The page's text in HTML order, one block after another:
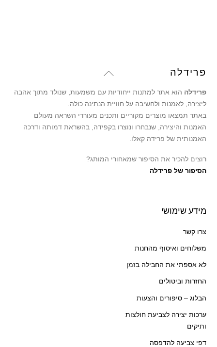
Back
Top
פרידלה
פרידלה הוא אתר למתנות ייחודיות עם משמעות, שנולד מתוך אהבה
ליצירה, לאמנות ולחשיבה על חוויית הנתינה כולה.
באתר תמצאו מוצרים מקוריים ותכנים מעוררי השראה מעולם
האמנות והיצירה, שנבחרו ונוצרו בקפידה, בהשראת דמותה ודרכה
האמנותית של פרידה קאלו.
רוצים להכיר את הסיפור שמאחורי המותג?
הסיפור של פרידלה
מידע שימושי
צרו קשר
משלוחים ואיסוף מהחנות
לא אספתי את החבילה בזמן
החזרות וביטולים
הבלוג – סיפורים והצעות
ערכות יצירה לצביעת חולצות
ותיקים
דפי צביעה להדפסה